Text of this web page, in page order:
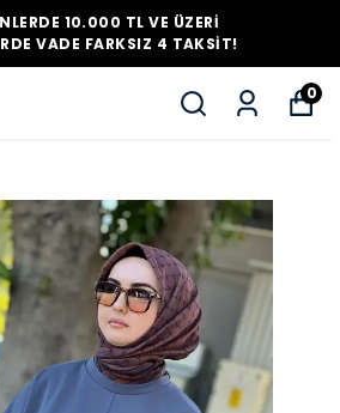
10.000 TL VE ÜZERI
VADE FARKSIZ 4 TAKSIT!
0